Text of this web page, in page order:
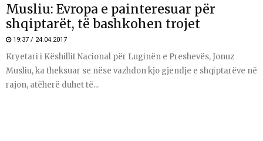
Musliu: Evropa e painteresuar për
shqiptarët, të bashkohen trojet
19:37 / 24.04.2017
Kryetari i Këshillit Nacional për Luginën e Preshevës, Jonuz
Musliu, ka theksuar se nëse vazhdon kjo gjendje e shqiptarëve në
rajon, atëherë duhet të...